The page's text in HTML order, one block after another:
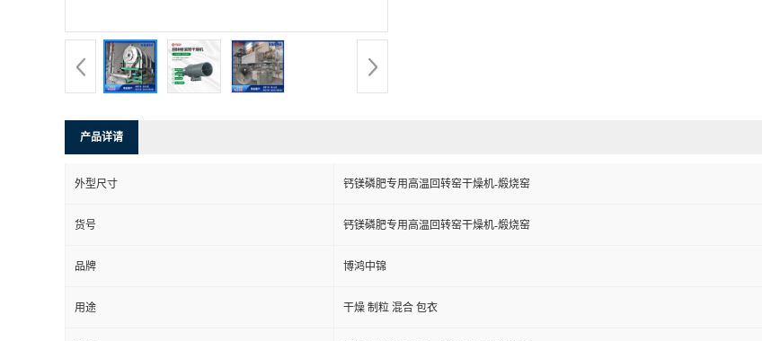
产品详请
外型尺寸 钙镁磷肥专用高温回转窑干燥机-煅烧窑
货号 钙镁磷肥专用高温回转窑干燥机-煅烧窑
品牌 博鸿中锦
用途 干燥 制粒 混合 包衣